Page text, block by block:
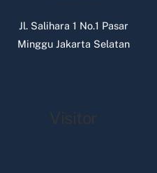
Jl. Salihara 1 No.1 Pasar
Minggu Jakarta Selatan
Visitor